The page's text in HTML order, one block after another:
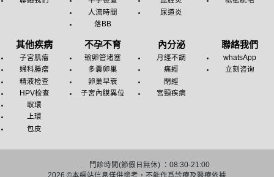
人流時間
落BB
尿道炎
其他疾病
子宮肌瘤
婦科腫瘤
精液检查
HPV检查
取環
上環
包皮
不孕不育
輸卵管堵塞
多囊卵巢
卵巢早衰
子宮內膜異位
內分泌
月經不調
痛經
閉經
宮頸疾病
聯絡我們
whatsApp
立刻咨询
2026 ©
門診時間(節假日無休) ：08:30-21:00
本網站信息僅供慘考，不能作爲診療及醫療依據